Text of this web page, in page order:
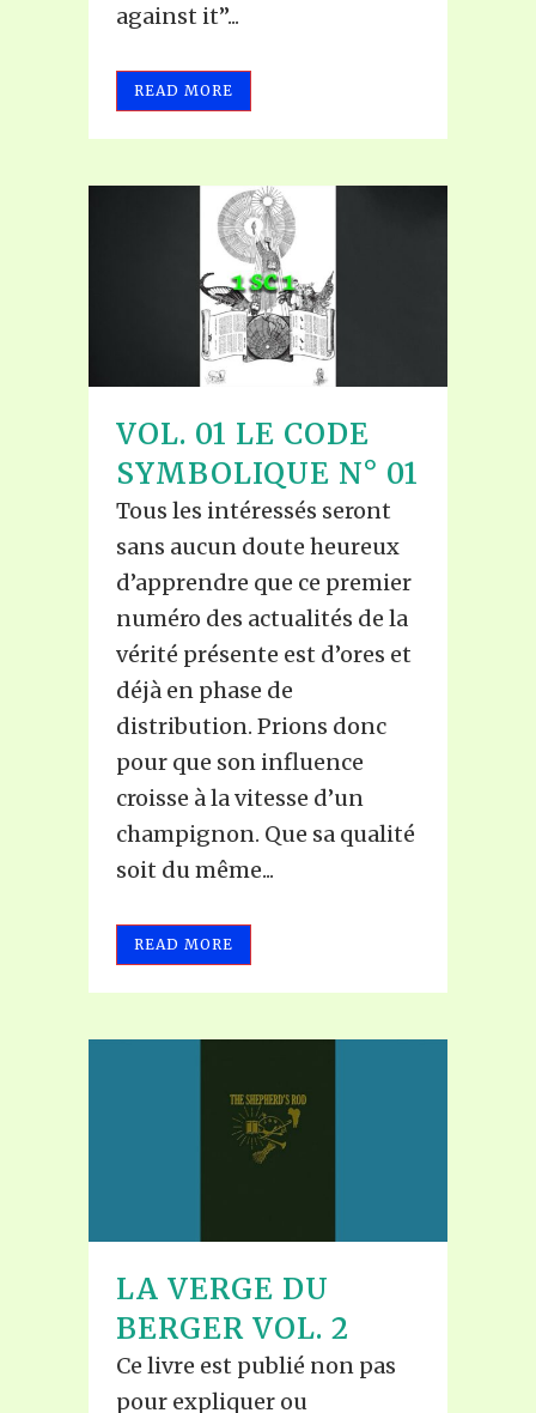
against it”...
READ MORE
VOL. 01 LE CODE
SYMBOLIQUE N° 01
Tous les intéressés seront
sans aucun doute heureux
d’apprendre que ce premier
numéro des actualités de la
vérité présente est d’ores et
déjà en phase de
distribution. Prions donc
pour que son influence
croisse à la vitesse d’un
champignon. Que sa qualité
soit du même...
READ MORE
LA VERGE DU
BERGER VOL. 2
Ce livre est publié non pas
pour expliquer ou